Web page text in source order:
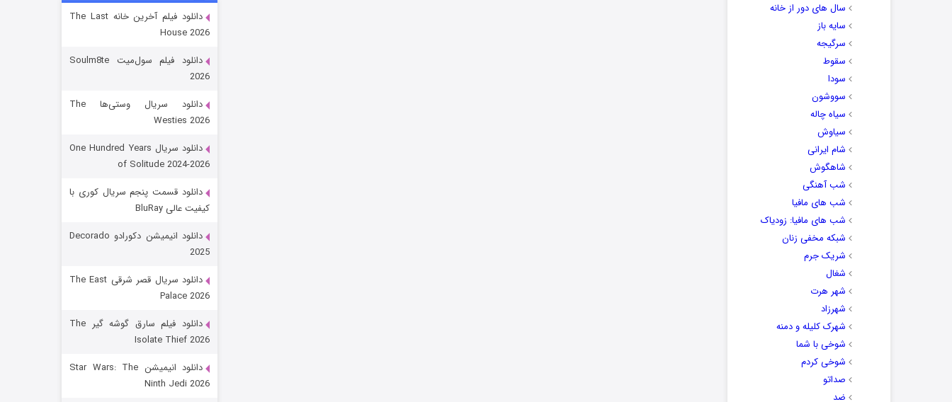
سال های دور از خانه
سایه باز
سرگیجه
سقوط
سودا
سووشون
سیاه چاله
سیاوش
شام ایرانی
شاهگوش
شب آهنگی
شب های مافیا
شب های مافیا: زودیاک
شبکه مخفی زنان
شریک جرم
شغال
شهر هرت
شهرزاد
شهرک کلیله و دمنه
شوخی با شما
شوخی کردم
صداتو
ضد
قسمت
باب اسفنجی فصل ۱۷
قسمت
دانلود فیلم آخرین خانه The Last
House 2026
دانلود فیلم سول‌میت Soulm8te
2026
دانلود سریال وستی‌ها The
Westies 2026
دانلود سریال One Hundred Years
of Solitude 2024-2026
دانلود قسمت پنجم سریال کوری با
کیفیت عالی BluRay
دانلود انیمیشن دکورادو Decorado
2025
دانلود سریال قصر شرقی The East
Palace 2026
دانلود فیلم سارق گوشه گیر The
Isolate Thief 2026
دانلود انیمیشن Star Wars: The
Ninth Jedi 2026